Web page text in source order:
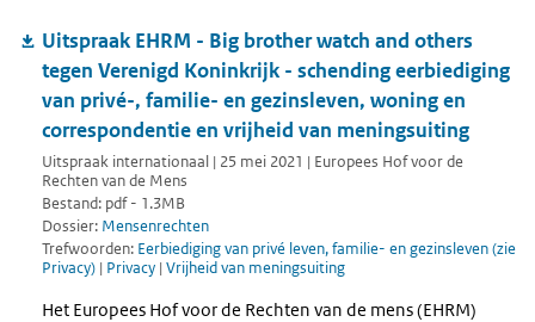
Uitspraak EHRM - Big brother watch and others
tegen Verenigd Koninkrijk - schending eerbiediging
van privé-, familie- en gezinsleven, woning en
correspondentie en vrijheid van meningsuiting
Uitspraak internationaal | 25 mei 2021 | Europees Hof voor de
Rechten van de Mens
Bestand: pdf - 1.3MB
Dossier: Mensenrechten
Trefwoorden: Eerbiediging van privé leven, familie- en gezinsleven (zie
Privacy) | Privacy | Vrijheid van meningsuiting
Het Europees Hof voor de Rechten van de mens (EHRM)